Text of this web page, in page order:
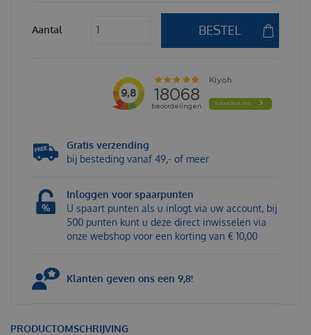
Aantal
Gratis verzending
bij besteding vanaf 49,- of meer
Inloggen voor spaarpunten
U spaart punten als u inlogt via uw account, bij
500 punten kunt u deze direct inwisselen via
onze webshop voor een korting van € 10,00
Klanten geven ons een 9,8!
PRODUCTOMSCHRIJVING